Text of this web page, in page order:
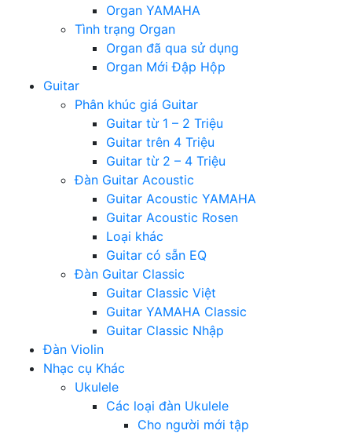
Organ YAMAHA
Tình trạng Organ
Organ đã qua sử dụng
Organ Mới Đập Hộp
Guitar
Phân khúc giá Guitar
Guitar từ 1 – 2 Triệu
Guitar trên 4 Triệu
Guitar từ 2 – 4 Triệu
Đàn Guitar Acoustic
Guitar Acoustic YAMAHA
Guitar Acoustic Rosen
Loại khác
Guitar có sẵn EQ
Đàn Guitar Classic
Guitar Classic Việt
Guitar YAMAHA Classic
Guitar Classic Nhập
Đàn Violin
Nhạc cụ Khác
Ukulele
Các loại đàn Ukulele
Cho người mới tập